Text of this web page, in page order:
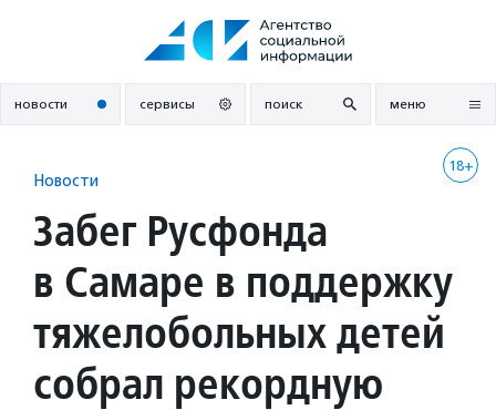
новости сервисы поиск меню
18+
Новости
Забег Русфонда
в Самаре в поддержку
тяжелобольных детей
собрал рекордную